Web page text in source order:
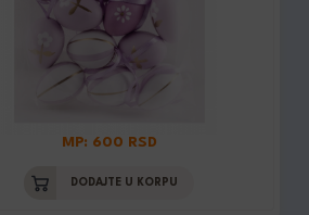
MP: 600 RSD
DODAJTE U KORPU